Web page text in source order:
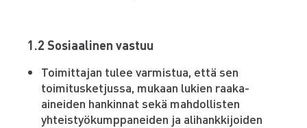
1.2 Sosiaalinen vastuu
Toimittajan tulee varmistua, että sen
toimitusketjussa, mukaan lukien raaka-
aineiden hankinnat sekä mahdollisten
yhteistyökumppaneiden ja alihankkijoiden